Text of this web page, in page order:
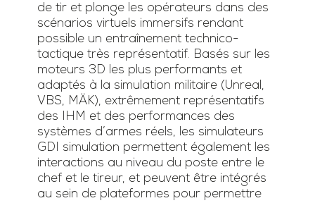
de tir et plonge les opérateurs dans des
scénarios virtuels immersifs rendant
possible un entraînement technico-
tactique très représentatif. Basés sur les
moteurs 3D les plus performants et
adaptés à la simulation militaire (Unreal,
VBS, MÄK), extrêmement représentatifs
des IHM et des performances des
systèmes d’armes réels, les simulateurs
GDI simulation permettent également les
interactions au niveau du poste entre le
chef et le tireur, et peuvent être intégrés
au sein de plateformes pour permettre